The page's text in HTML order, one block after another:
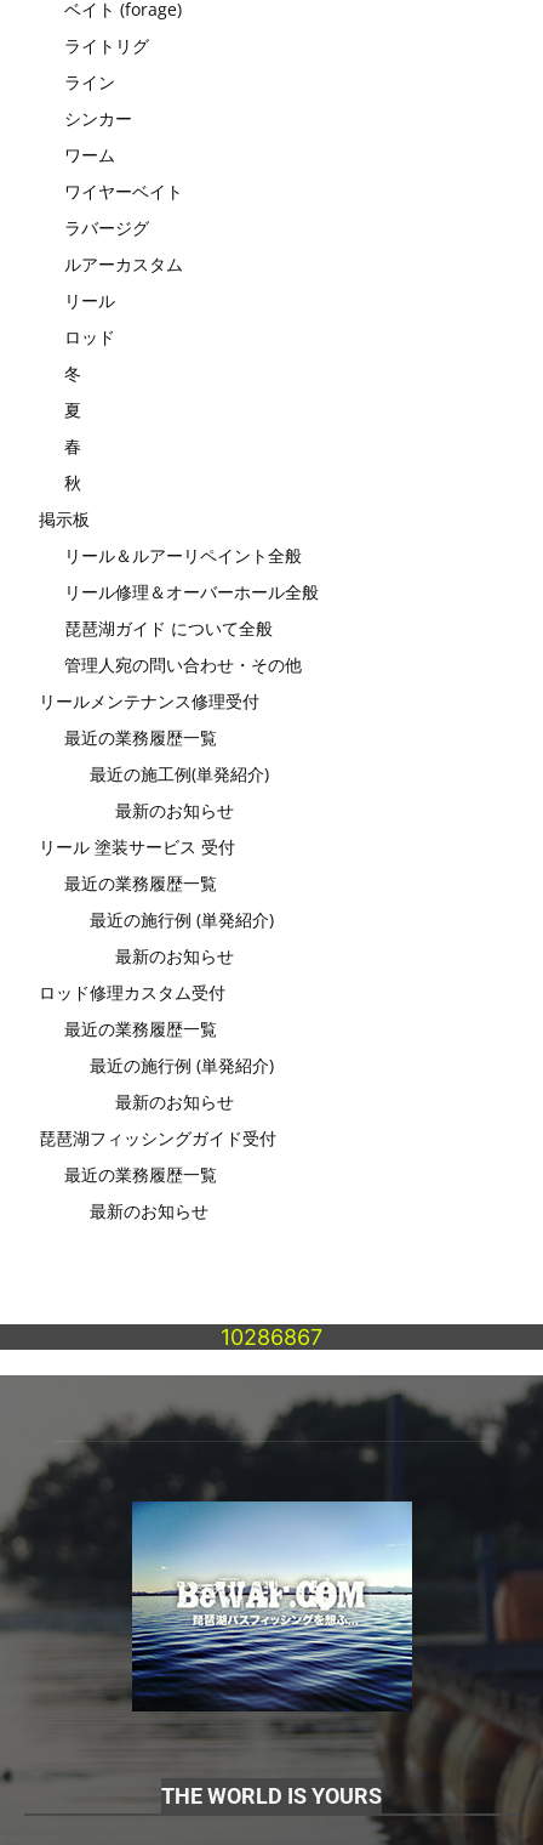
ベイト (forage)
ライトリグ
ライン
シンカー
ワーム
ワイヤーベイト
ラバージグ
ルアーカスタム
リール
ロッド
冬
夏
春
秋
掲示板
リール＆ルアーリペイント全般
リール修理＆オーバーホール全般
琵琶湖ガイド について全般
管理人宛の問い合わせ・その他
リールメンテナンス修理受付
最近の業務履歴一覧
最近の施工例(単発紹介)
最新のお知らせ
リール 塗装サービス 受付
最近の業務履歴一覧
最近の施行例 (単発紹介)
最新のお知らせ
ロッド修理カスタム受付
最近の業務履歴一覧
最近の施行例 (単発紹介)
最新のお知らせ
琵琶湖フィッシングガイド受付
最近の業務履歴一覧
最新のお知らせ
10286867
THE WORLD IS YOURS